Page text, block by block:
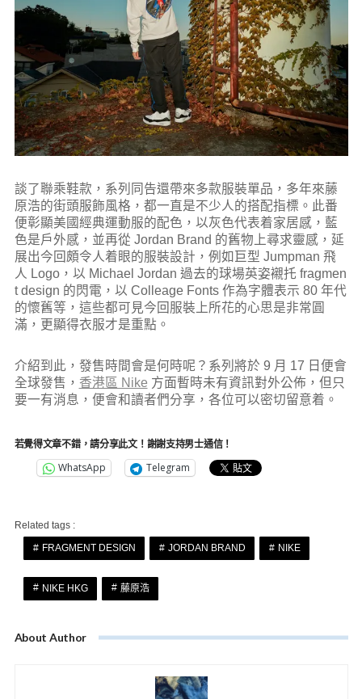
談了聯乘鞋款，系列同告還帶來多款服裝單品，多年來藤
原浩的街頭服飾風格，都一直是不少人的搭配指標。此番
便彰顯美國經典運動服的配色，以灰色代表着家居感，藍
色是戶外感，並再從 Jordan Brand 的舊物上尋求靈感，延
展出今回頗令人着眼的服裝設計，例如巨型 Jumpman 飛
人 Logo，以 Michael Jordan 過去的球場英姿襯托 fragmen
t design 的閃電，以 Colleage Fonts 作為字體表示 80 年代
的懷舊等，這些都可見今回服裝上所花的心思是非常圓
滿，更顯得衣服才是重點。
介紹到此，發售時間會是何時呢？系列將於 9 月 17 日便會
全球發售， 香港區 Nike 方面暫時未有資訊對外公佈，但只
要一有消息，便會和讀者們分享，各位可以密切留意着。
若覺得文章不錯，請分享此文！謝謝支持男士通信！
WhatsApp Telegram
Related tags :
FRAGMENT DESIGN
JORDAN BRAND NIKE
NIKE HKG 藤原浩
About Author